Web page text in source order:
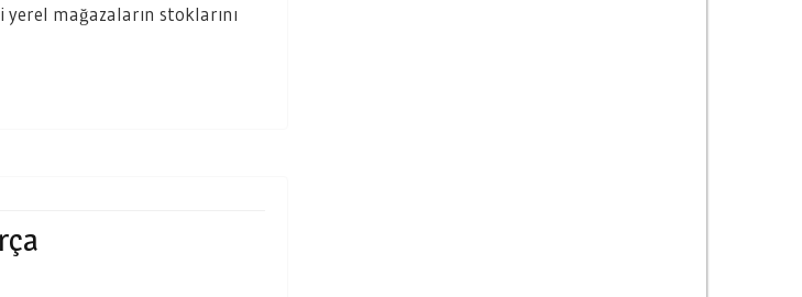
mağazaların stoklarını